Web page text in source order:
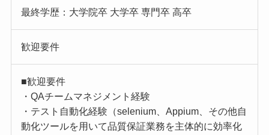
最終学歴：大学院卒 大学卒 専門卒 高卒
歓迎要件
■歓迎要件
・QAチームマネジメント経験
・テスト自動化経験（selenium、Appium、その他自
動化ツールを用いて品質保証業務を主体的に効率化